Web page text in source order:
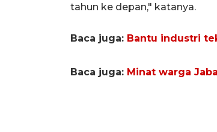
tahun ke depan," katanya.
Baca juga: Bantu industri
Baca juga: Minat warga